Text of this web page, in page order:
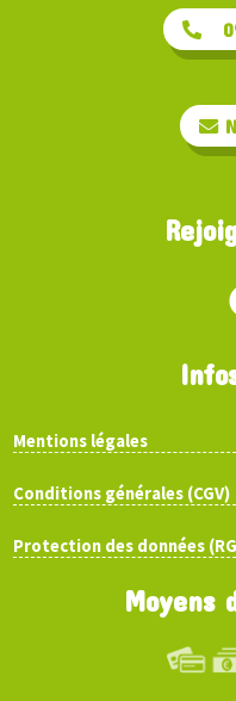
Mentions légales
Conditions générales (CGV)
Protection des données
Moyens